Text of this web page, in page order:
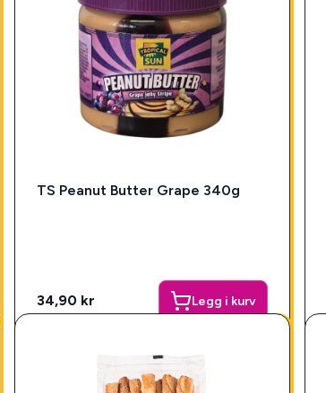
TS Peanut Butter Grape 340g
34,90 kr Legg i kurv